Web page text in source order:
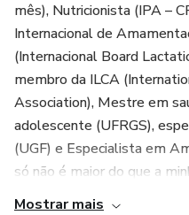
mês), Nutricionista (IPA –
Internacional de
(Internacional Board
membro da ILCA
Association), Mestre em
adolescente (UFRGS),
(UGF) e Especialista em
só não é maior do que a
Mostrar mais